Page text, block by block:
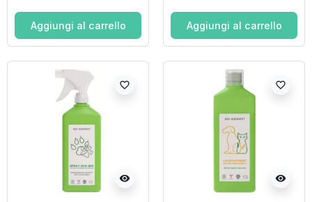
Aggiungi al carrello
LIMONE 500 ML
Aggiungi al carrello
visibility
favorite_border
visibility
favorite_border